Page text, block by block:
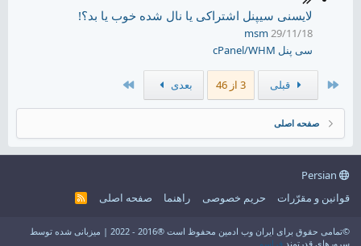
لایسنی سیپنل اشتراکی یا نال شده خوب یا بد؟!
29/11/18
msm
سی پنل cPanel/WHM
اول قبلی 3 از 46 بعدی
صفحه اصلی
قوانین و مقرّرات
حریم خصوصی راهنما صفحه اصلی
R
©تمامی حقوق برای ایران وب ادمین محفوظ است ®2016 - 2022 | میزبانی شده توسط
سرورهای قدرتمند فراسو